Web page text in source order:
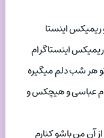
ریمیکس اینستا
ریمیکس اینستاگرام
هر شب دلم میگیره
عباسی و هیچکس و
آن من باشو کنارم